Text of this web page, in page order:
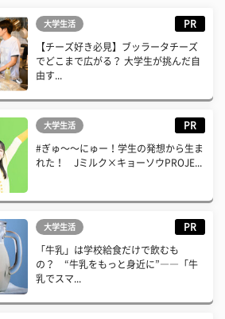
大学生活 PR
【チーズ好き必見】ブッラータチーズ
でどこまで広がる？ 大学生が挑んだ自
由す...
大学生活 PR
#ぎゅ〜〜にゅー！学生の発想から生ま
れた！ Jミルク×キョーソウPROJE...
大学生活 PR
「牛乳」は学校給食だけで飲むも
の？ “牛乳をもっと身近に”――「牛
乳でスマ...